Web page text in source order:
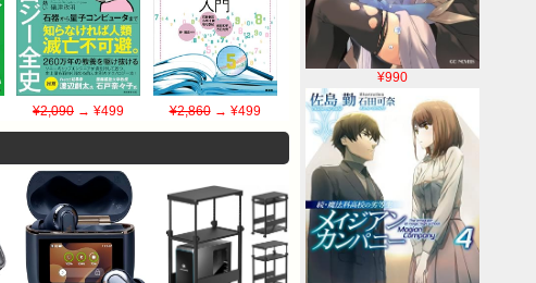
¥990
¥2,090 → ¥499 ¥2,860→ ¥499